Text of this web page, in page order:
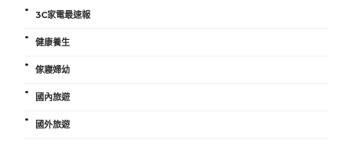
3C家電最速報
健康養生
傢寢婦幼
國內旅遊
國外旅遊